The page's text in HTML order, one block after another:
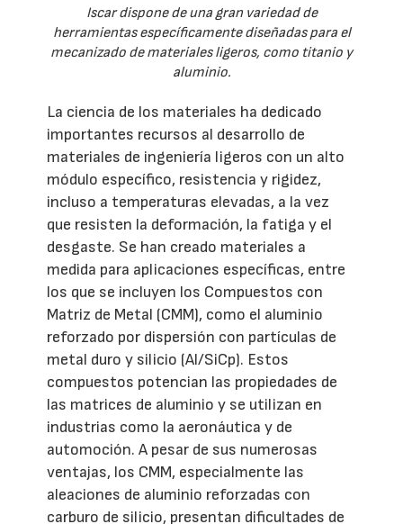
Iscar dispone de una gran variedad de
herramientas específicamente diseñadas para el
mecanizado de materiales ligeros, como titanio y
aluminio.
La ciencia de los materiales ha dedicado
importantes recursos al desarrollo de
materiales de ingeniería ligeros con un alto
módulo específico, resistencia y rigidez,
incluso a temperaturas elevadas, a la vez
que resisten la deformación, la fatiga y el
desgaste. Se han creado materiales a
medida para aplicaciones específicas, entre
los que se incluyen los Compuestos con
Matriz de Metal (CMM), como el aluminio
reforzado por dispersión con partículas de
metal duro y silicio (Al/SiCp). Estos
compuestos potencian las propiedades de
las matrices de aluminio y se utilizan en
industrias como la aeronáutica y de
automoción. A pesar de sus numerosas
ventajas, los CMM, especialmente las
aleaciones de aluminio reforzadas con
carburo de silicio, presentan dificultades de